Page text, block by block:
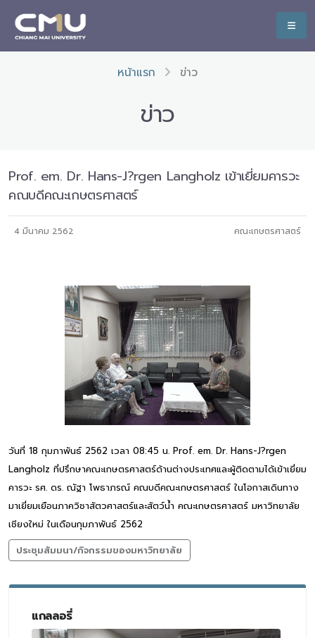
หน้าแรก ข่าว
ข่าว
Prof. em. Dr. Hans-J?rgen Langholz เข้าเยี่ยมคารวะ
คณบดีคณะเกษตรศาสตร์
4 มีนาคม 2562 คณะเกษตรศาสตร์
วันที่ 18 กุมภาพันธ์ 2562 เวลา 08:45 น. Prof. em. Dr. Hans-J?rgen
Langholz ที่ปรึกษาคณะเกษตรศาสตร์ด้านต่างประเทศและผู้ติดตามได้เข้าเยี่ยม
คารวะ รศ. ดร. ณัฐา โพธาภรณ์ คณบดีคณะเกษตรศาสตร์ ในโอกาสเดินทาง
มาเยี่ยมเยือนภาควิชาสัตวศาสตร์และสัตว์น้ำ คณะเกษตรศาสตร์ มหาวิทยาลัย
เชียงใหม่ ในเดือนกุมภาพันธ์ 2562
ประชุมสัมมนา/กิจกรรมของมหาวิทยาลัย
แกลลอรี่